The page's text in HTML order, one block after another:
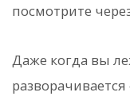
посмотрите
Даже когда вы